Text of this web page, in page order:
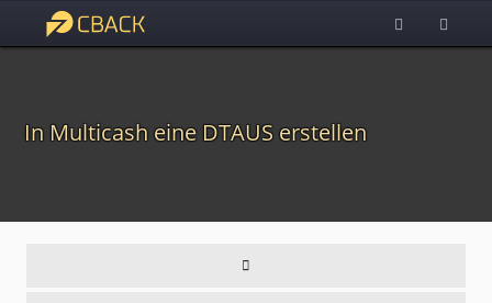
In Multicash eine DTAUS erstellen